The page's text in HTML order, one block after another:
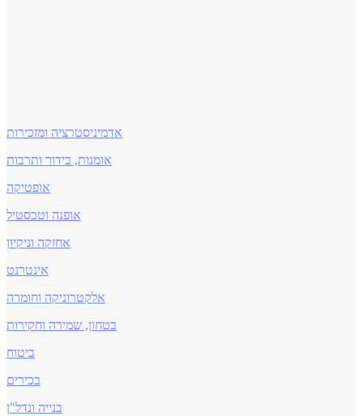
אדמיניסטרציה ומזכירות
אומנות, בידור ותרבות
אופטיקה
אופנה וטכסטיל
אחזקה וניקיון
אינטרנט
אלקטרוניקה וחומרה
בטחון, שמירה וחקירות
ביטוח
בכירים
בנייה ונדל"ן